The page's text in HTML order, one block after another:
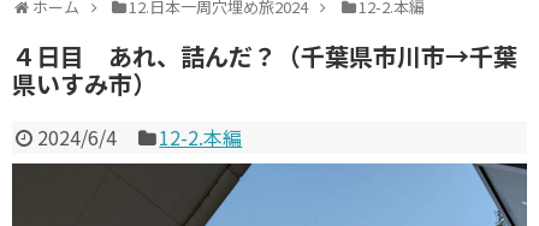
ホーム 12.日本一周穴埋め旅2024 12-2.本編
４日目 あれ、詰んだ？（千葉県市川市→千葉
県いすみ市）
2024/6/4 12-2.本編